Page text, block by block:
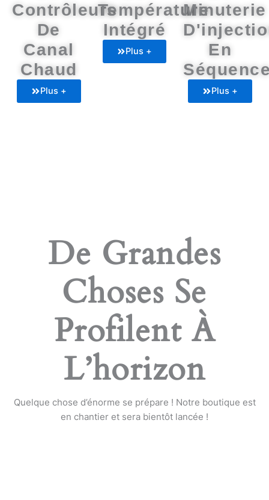
Contrôleurs
De
Canal
Chaud
Plus +
Température
Intégré
Plus +
Minuterie
En
Plus +
De Grandes
Choses Se
Profilent À
L’horizon
Quelque chose d’énorme se prépare ! Notre boutique est
en chantier et sera bientôt lancée !